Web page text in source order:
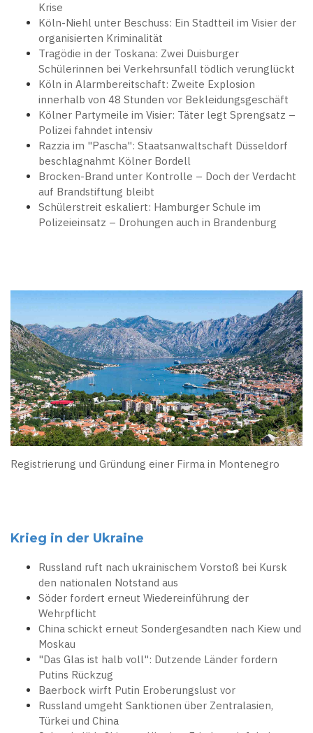
Krise
Köln-Niehl unter Beschuss: Ein Stadtteil im Visier der
organisierten Kriminalität
Tragödie in der Toskana: Zwei Duisburger
Schülerinnen bei Verkehrsunfall tödlich verunglückt
Köln in Alarmbereitschaft: Zweite Explosion
innerhalb von 48 Stunden vor Bekleidungsgeschäft
Kölner Partymeile im Visier: Täter legt Sprengsatz –
Polizei fahndet intensiv
Razzia im "Pascha": Staatsanwaltschaft Düsseldorf
beschlagnahmt Kölner Bordell
Brocken-Brand unter Kontrolle – Doch der Verdacht
auf Brandstiftung bleibt
Schülerstreit eskaliert: Hamburger Schule im
Polizeieinsatz – Drohungen auch in Brandenburg
Registrierung und Gründung einer Firma in Montenegro
Krieg in der Ukraine
Russland ruft nach ukrainischem Vorstoß bei Kursk
den nationalen Notstand aus
Söder fordert erneut Wiedereinführung der
Wehrpflicht
China schickt erneut Sondergesandten nach Kiew und
Moskau
"Das Glas ist halb voll": Dutzende Länder fordern
Putins Rückzug
Baerbock wirft Putin Eroberungslust vor
Russland umgeht Sanktionen über Zentralasien,
Türkei und China